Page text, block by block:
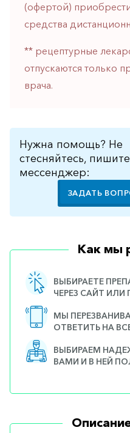
(офертой)
средства
** рецептурные
отпускаются только
врача.
Нужна помощь? Не
стесняйтесь,
мессенджер:
ЗАДАТЬ
Как мы
ВЫБИРАЕТЕ
ЧЕРЕЗ САЙТ
МЫ
ОТВЕТИТЬ НА
ВЫБИРАЕМ
ВАМИ И В НЕЙ